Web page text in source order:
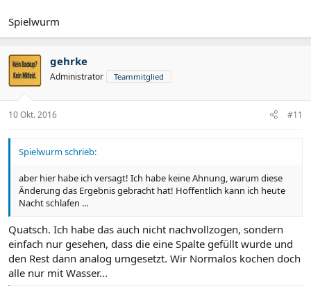
Spielwurm
gehrke
Administrator Teammitglied
10 Okt. 2016 #11
Spielwurm schrieb:
aber hier habe ich versagt! Ich habe keine Ahnung, warum diese
Änderung das Ergebnis gebracht hat! Hoffentlich kann ich heute
Nacht schlafen ...
Quatsch. Ich habe das auch nicht nachvollzogen, sondern
einfach nur gesehen, dass die eine Spalte gefüllt wurde und
den Rest dann analog umgesetzt. Wir Normalos kochen doch
alle nur mit Wasser...